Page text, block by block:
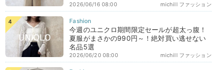
michill ファッション
2026/06/16 08:00
今週のユニクロ期間限定セールが超太っ腹！
夏服がまさかの990円～！絶対買い逃せない
名品5選
michill ファッション
2026/06/20 08:00